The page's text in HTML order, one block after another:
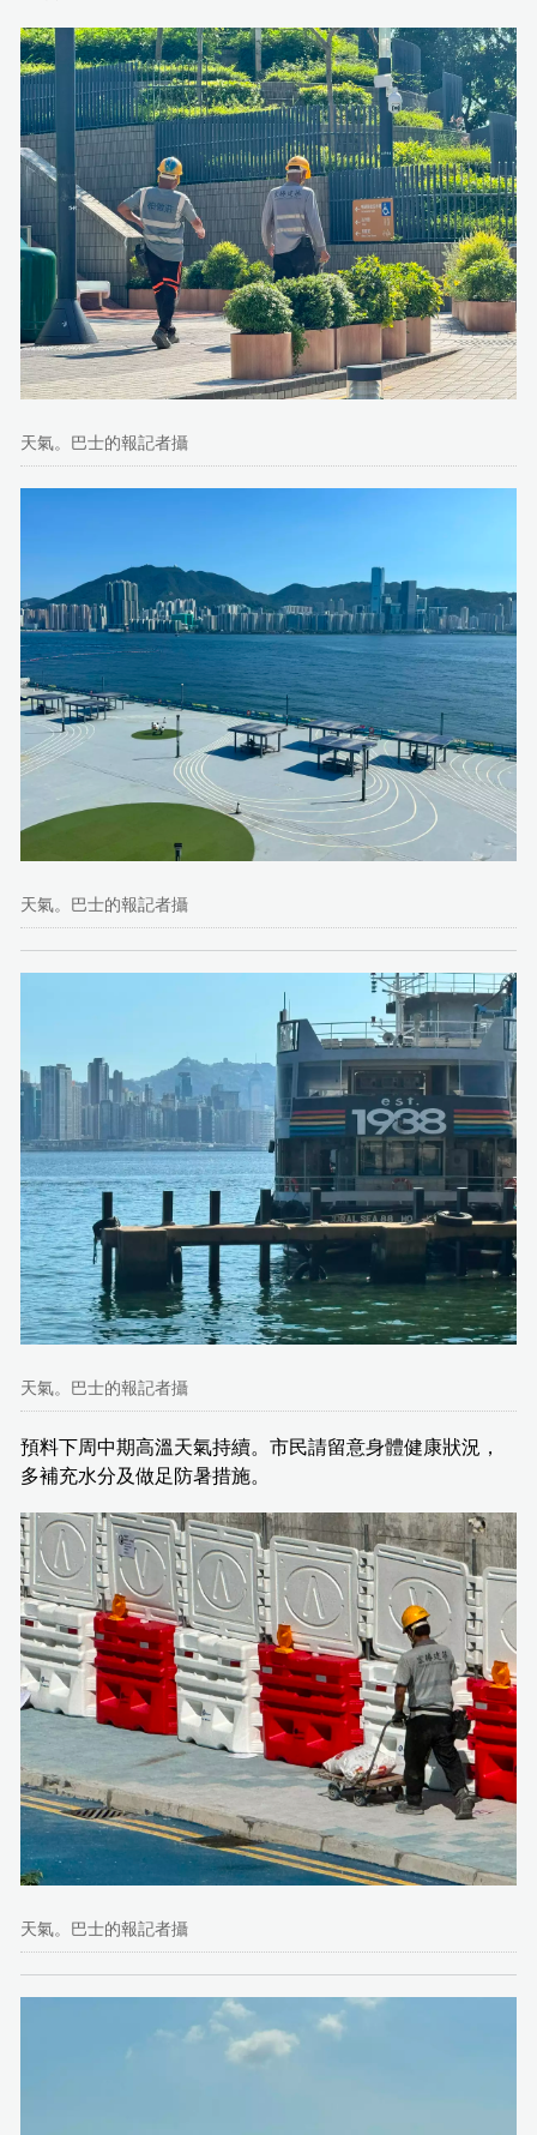
天氣。巴士的報記者攝
天氣。巴士的報記者攝
天氣。巴士的報記者攝
預料下周中期高溫天氣持續。市民請留意身體健康狀況，
多補充水分及做足防暑措施。
天氣。巴士的報記者攝